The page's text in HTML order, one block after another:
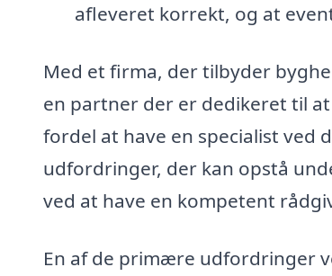
afleveret korrekt, og at
Med et firma, der tilbyder
en partner der er dedikeret til
fordel at have en specialist ved
udfordringer, der kan opstå
ved at have en kompetent
En af de primære udfordringer